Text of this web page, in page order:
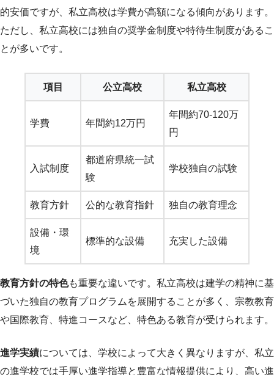
的安価ですが、私立高校は学費が高額になる傾向があります。
ただし、私立高校には独自の奨学金制度や特待生制度があるこ
とが多いです。
項目 公立高校 私立高校
学費 年間約12万円
年間約70-120万
円
入試制度
都道府県統一試
験
学校独自の試験
教育方針 公的な教育指針 独自の教育理念
設備・環
境
標準的な設備 充実した設備
教育方針の特色も重要な違いです。私立高校は建学の精神に基
づいた独自の教育プログラムを展開することが多く、宗教教育
や国際教育、特進コースなど、特色ある教育が受けられます。
進学実績については、学校によって大きく異なりますが、私立
の進学校では手厚い進学指導と豊富な情報提供により、高い進